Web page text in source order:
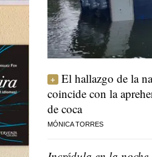
El hallazgo de la
coincide con la
de coca
MÓNICA TORRES